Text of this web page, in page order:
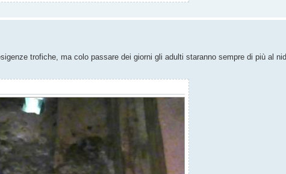
trofiche, ma colo passare dei giorni gli adulti staranno sempre di più al